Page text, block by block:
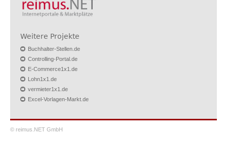
Weitere Projekte
Buchhalter-Stellen.de
Controlling-Portal.de
E-Commerce1x1.de
Lohn1x1.de
vermieter1x1.de
Excel-Vorlagen-Markt.de
© reimus.NET GmbH